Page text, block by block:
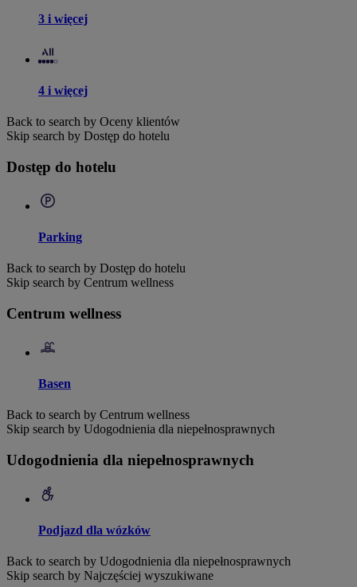
3 i więcej
4 i więcej
Back to search by Oceny klientów
Skip search by Dostęp do hotelu
Dostęp do hotelu
Parking
Back to search by Dostęp do hotelu
Skip search by Centrum wellness
Centrum wellness
Basen
Back to search by Centrum wellness
Skip search by Udogodnienia dla niepełnosprawnych
Udogodnienia dla niepełnosprawnych
Podjazd dla wózków
Back to search by Udogodnienia dla niepełnosprawnych
Skip search by Najczęściej wyszukiwane